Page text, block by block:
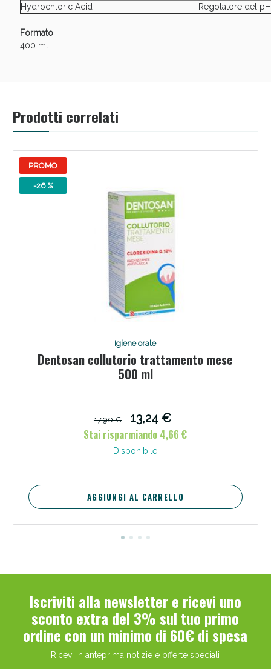
Hydrochloric Acid Regolatore del pH
Formato
400 ml
Prodotti correlati
PROMO
-26 %
Igiene orale
Dentosan collutorio trattamento mese
500 ml
17,90 €
13,24 €
Stai risparmiando 4,66 €
Disponibile
AGGIUNGI AL CARRELLO
Iscriviti alla newsletter e ricevi uno
sconto extra del 3% sul tuo primo
ordine con un minimo di 60€ di spesa
Ricevi in anteprima notizie e offerte speciali